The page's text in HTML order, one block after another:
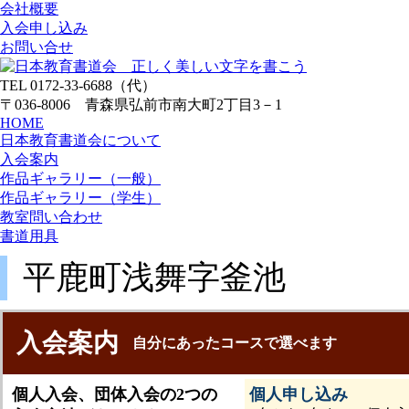
会社概要
入会申し込み
お問い合せ
TEL 0172-33-6688（代）
〒036-8006 青森県弘前市南大町2丁目3－1
HOME
日本教育書道会について
入会案内
作品ギャラリー（一般）
作品ギャラリー（学生）
教室問い合わせ
書道用具
平鹿町浅舞字釜池
入会案内 自分にあったコースで選べます
個人入会、団体入会の2つの
個人申し込み